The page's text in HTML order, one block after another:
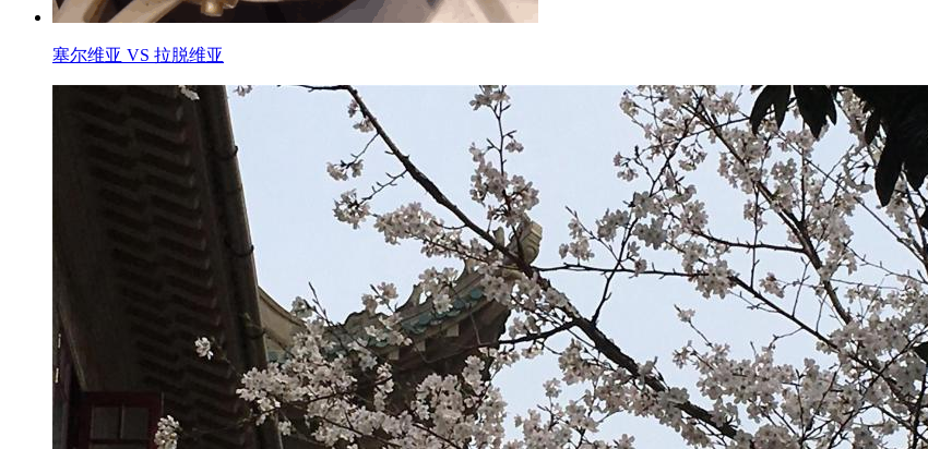
塞尔维亚 VS 拉脱维亚